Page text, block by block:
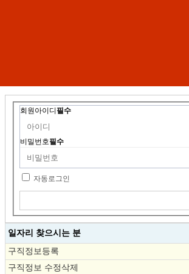
회원아이디 필수
비밀번호필수
자동로그인
일자리 찾으시는 분
구직정보등록
구직정보 수정삭제